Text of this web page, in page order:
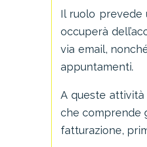
Il ruolo prevede
occuperà
via email,
appuntamenti.
A queste
che comprende
fatturazione,